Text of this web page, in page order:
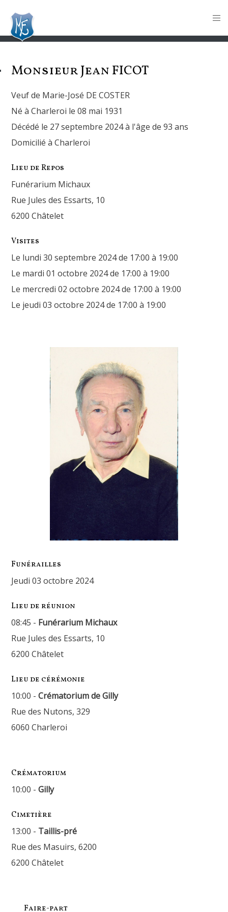
Monsieur Jean FICOT
Veuf de Marie-José DE COSTER
Né à Charleroi le 08 mai 1931
Décédé le 27 septembre 2024 à l'âge de 93 ans
Domicilié à Charleroi
Lieu de Repos
Funérarium Michaux
Rue Jules des Essarts, 10
6200 Châtelet
Visites
Le lundi 30 septembre 2024 de 17:00 à 19:00
Le mardi 01 octobre 2024 de 17:00 à 19:00
Le mercredi 02 octobre 2024 de 17:00 à 19:00
Le jeudi 03 octobre 2024 de 17:00 à 19:00
Funérailles
jeudi 03 octobre 2024
Lieu de réunion
08:45 - Funérarium Michaux
Rue Jules des Essarts, 10
6200 Châtelet
Lieu de cérémonie
10:00 -Crématorium de Gilly
Rue des Nutons, 329
6060 Charleroi
Crématorium
10:00 -Gilly
Cimetière
13:00 - Taillis-pré
Rue des Masuirs, 6200
6200 Châtelet
Faire-part